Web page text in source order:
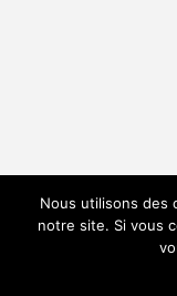
Nous utilisons des
notre site. Si vous